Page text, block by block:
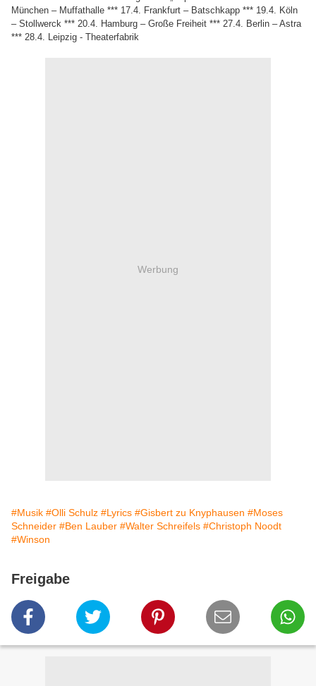
München – Muffathalle *** 17.4. Frankfurt – Batschkapp *** 19.4. Köln
– Stollwerck *** 20.4. Hamburg – Große Freiheit *** 27.4. Berlin – Astra
*** 28.4. Leipzig - Theaterfabrik
Werbung
#Musik #Olli Schulz #Lyrics #Gisbert zu Knyphausen #Moses
Schneider #Ben Lauber #Walter Schreifels #Christoph Noodt
#Winson
Freigabe